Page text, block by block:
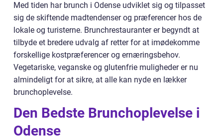
Med tiden har brunch i Odense udviklet sig og tilpasset
sig de skiftende madtendenser og præferencer hos de
lokale og turisterne. Brunchrestauranter er begyndt at
tilbyde et bredere udvalg af retter for at imødekomme
forskellige kostpræferencer og ernæringsbehov.
Vegetariske, veganske og glutenfrie muligheder er nu
almindeligt for at sikre, at alle kan nyde en lækker
brunchoplevelse.
Den Bedste Brunchoplevelse i
Odense